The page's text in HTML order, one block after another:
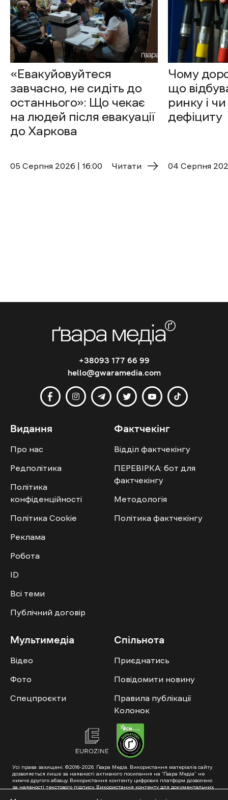
«Евакуйовуйтеся
завчасно, не сидіть до
останнього»: Що чекає
на людей після евакуації
до Харкова
05 Cерпня 2026 | 16:00 Читати
Чому
що
ринку і
дефіциту
04 Cерпня
+38093 177 66 99
hello@gwaramedia.com
Видання
Про нас
Редполітика
Політика
конфіденційності
Політика Cookie
Реклама
Робота
ID
Всі теми
Публічний договір
Фактчекінг
Відділ фактчекінгу
ПЕРЕВІРКА: бот для
фактчекінгу
Методологія
Політика фактчекінгу
Мультимедіа
Відео
Фото
Спецпроєкти
Спільнота
Приєднатись
Повідомити новину
Правила публікації
Колонок
Усі права захищені. ©2016-2026. Ґвара Медіа. Використання матеріалів сайту
дозволяється лише за наявності активного посилання на “Ґвара Медіа” не
нижче другого абзацу. Використання контенту цифрових платформ дозволено
за наявності текстового підпису. Використання контенту для документальних